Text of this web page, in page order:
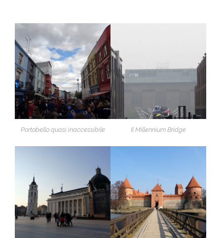
Portobello quasi inaccessibile Il Millennium Bridge